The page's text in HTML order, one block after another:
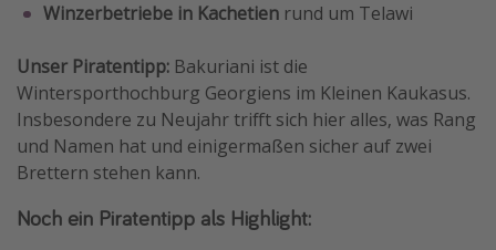
Winzerbetriebe in Kachetien rund um Telawi
Unser Piratentipp: Bakuriani ist die
Wintersporthochburg Georgiens im Kleinen Kaukasus.
Insbesondere zu Neujahr trifft sich hier alles, was Rang
und Namen hat und einigermaßen sicher auf zwei
Brettern stehen kann.
Noch ein Piratentipp als Highlight: